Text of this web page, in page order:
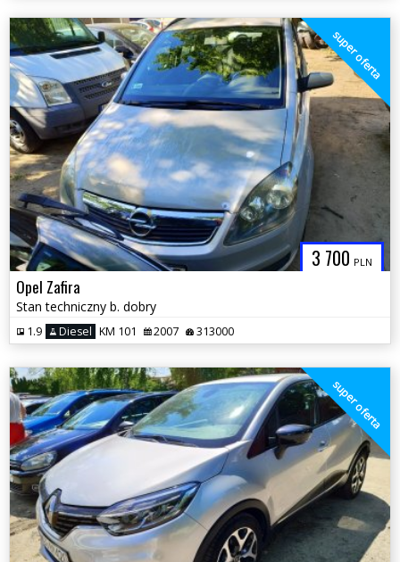
3 700 PLN
super oferta
Opel Zafira
Stan techniczny b. dobry
1.9 Diesel KM 101 2007 313000
super oferta